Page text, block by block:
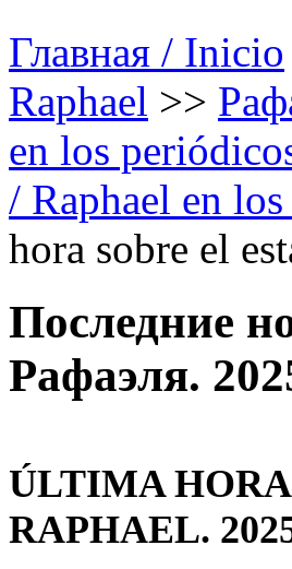
Главная / Inicio
Raphael >>
en los
/ Raphael en
hora sobre el
Последние
Рафаэля.
ÚLTIMA
RAPHAEL.